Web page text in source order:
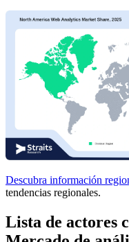
Descubra información
tendencias regionales.
Lista de actores